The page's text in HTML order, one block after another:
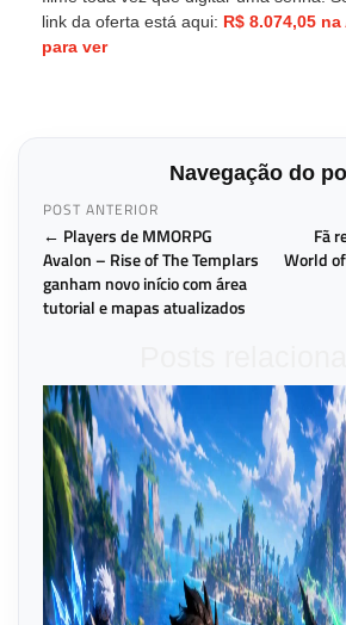
link da oferta está aqui: R$ 8.074,05
para ver
Navegação do
POST ANTERIOR
← Players de MMORPG
Avalon – Rise of The Templars
ganham novo início com área
tutorial e mapas atualizados
Fã
World